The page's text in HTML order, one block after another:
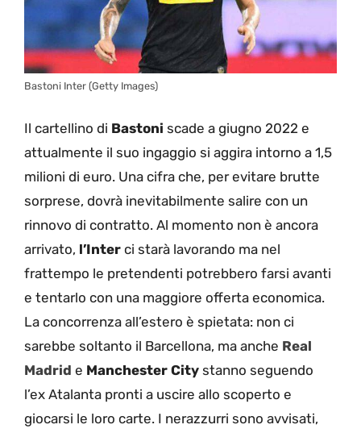
Bastoni Inter (Getty Images)
Il cartellino di Bastoni scade a giugno 2022 e
attualmente il suo ingaggio si aggira intorno a 1,5
milioni di euro. Una cifra che, per evitare brutte
sorprese, dovrà inevitabilmente salire con un
rinnovo di contratto. Al momento non è ancora
arrivato, l’Inter ci starà lavorando ma nel
frattempo le pretendenti potrebbero farsi avanti
e tentarlo con una maggiore offerta economica.
La concorrenza all’estero è spietata: non ci
sarebbe soltanto il Barcellona, ma anche Real
Madrid e Manchester City stanno seguendo
l’ex Atalanta pronti a uscire allo scoperto e
giocarsi le loro carte. I nerazzurri sono avvisati,